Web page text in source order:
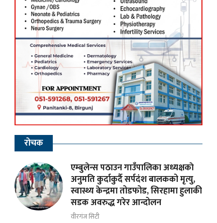
रोचक
एम्बुलेन्स पठाउन गाउँपालिका अध्यक्षकाे
अनुमति कुर्दाकुर्दै सर्पदंश बालकको मृत्यु,
स्वास्थ्य केन्द्रमा तोडफोड, सिरहामा हुलाकी
सडक अवरुद्ध गरेर आन्दोलन
वीरगंज सिटी